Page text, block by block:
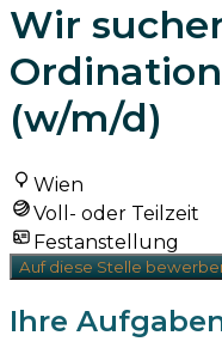
Wir
(w/m/d)
Wien
Voll- oder Teilzeit
Festanstellung
Auf diese Stelle
Ihre